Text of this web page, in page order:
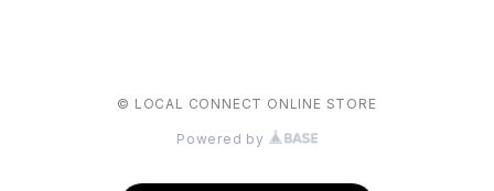
© LOCAL CONNECT ONLINE STORE
Powered by